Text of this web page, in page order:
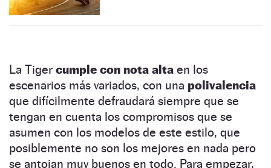
La Tiger cumple con nota alta en los
escenarios más variados, con una polivalencia
que difícilmente defraudará siempre que se
tengan en cuenta los compromisos que se
asumen con los modelos de este estilo, que
posiblemente no son los mejores en nada pero
se antojan muy buenos en todo. Para empezar,